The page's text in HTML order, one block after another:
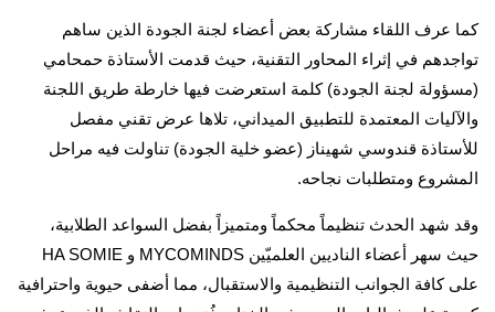
كما عرف اللقاء مشاركة بعض أعضاء لجنة الجودة الذين ساهم
تواجدهم في إثراء المحاور التقنية، حيث قدمت الأستاذة حمحامي
(مسؤولة لجنة الجودة) كلمة استعرضت فيها خارطة طريق اللجنة
والآليات المعتمدة للتطبيق الميداني، تلاها عرض تقني مفصل
للأستاذة قندوسي شهيناز (عضو خلية الجودة) تناولت فيه مراحل
المشروع ومتطلبات نجاحه.
وقد شهد الحدث تنظيماً محكماً ومتميزاً بفضل السواعد الطلابية،
حيث سهر أعضاء الناديين العلميّين MYCOMINDS و HA SOMIE
على كافة الجوانب التنظيمية والاستقبال، مما أضفى حيوية واحترافية